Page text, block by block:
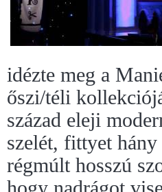
idézte meg a
őszi/téli
század eleji
szelét, fittyet
régmúlt hosszú